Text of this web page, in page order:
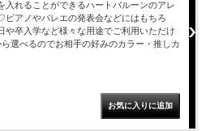
入れることができるハートバルーンのアレ
ピアノやバレエの発表会などにはもちろ
や卒入学など様々な用途でご利用いただけ
ら選べるのでお相手の好みのカラー・推しカ